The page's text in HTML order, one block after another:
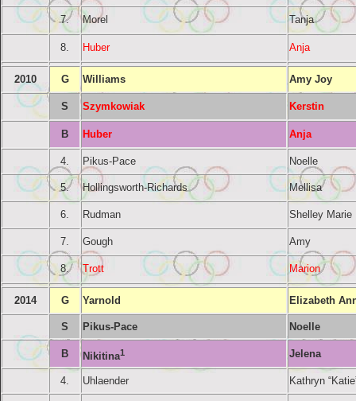
7. Morel Tanja
8. Huber Anja
2010 G Williams Amy Joy
S Szymkowiak Kerstin
B Huber Anja
4. Pikus-Pace Noelle
5. Hollingsworth-Richards Mellisa
6. Rudman Shelley Marie
7. Gough Amy
8. Trott Marion
2014 G Yarnold Elizabeth
S Pikus-Pace Noelle
B Nikitina1 Jelena
4. Uhlaender Kathryn